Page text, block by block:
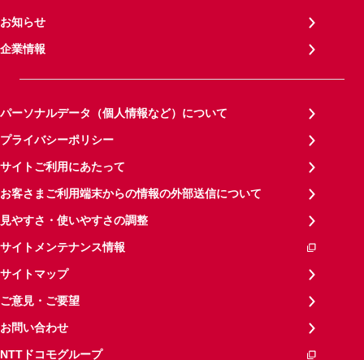
お知らせ
企業情報
パーソナルデータ（個人情報など）について
プライバシーポリシー
サイトご利用にあたって
お客さまご利用端末からの情報の外部送信について
見やすさ・使いやすさの調整
サイトメンテナンス情報
サイトマップ
ご意見・ご要望
お問い合わせ
NTTドコモグループ